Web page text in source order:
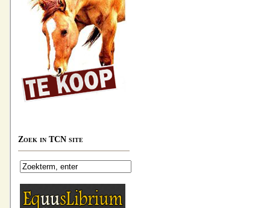
Zoek in TCN site